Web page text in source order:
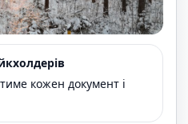
кожен документ і